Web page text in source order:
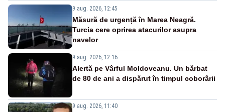
9 aug. 2026, 12:45
Măsură de urgență în Marea Neagră.
Turcia cere oprirea atacurilor asupra
navelor
9 aug. 2026, 12:16
Alertă pe Vârful Moldoveanu. Un bărbat
de 80 de ani a dispărut în timpul coborârii
9 aug. 2026, 11:40